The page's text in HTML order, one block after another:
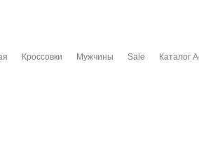
Кроссовки Мужчины Sale Каталог